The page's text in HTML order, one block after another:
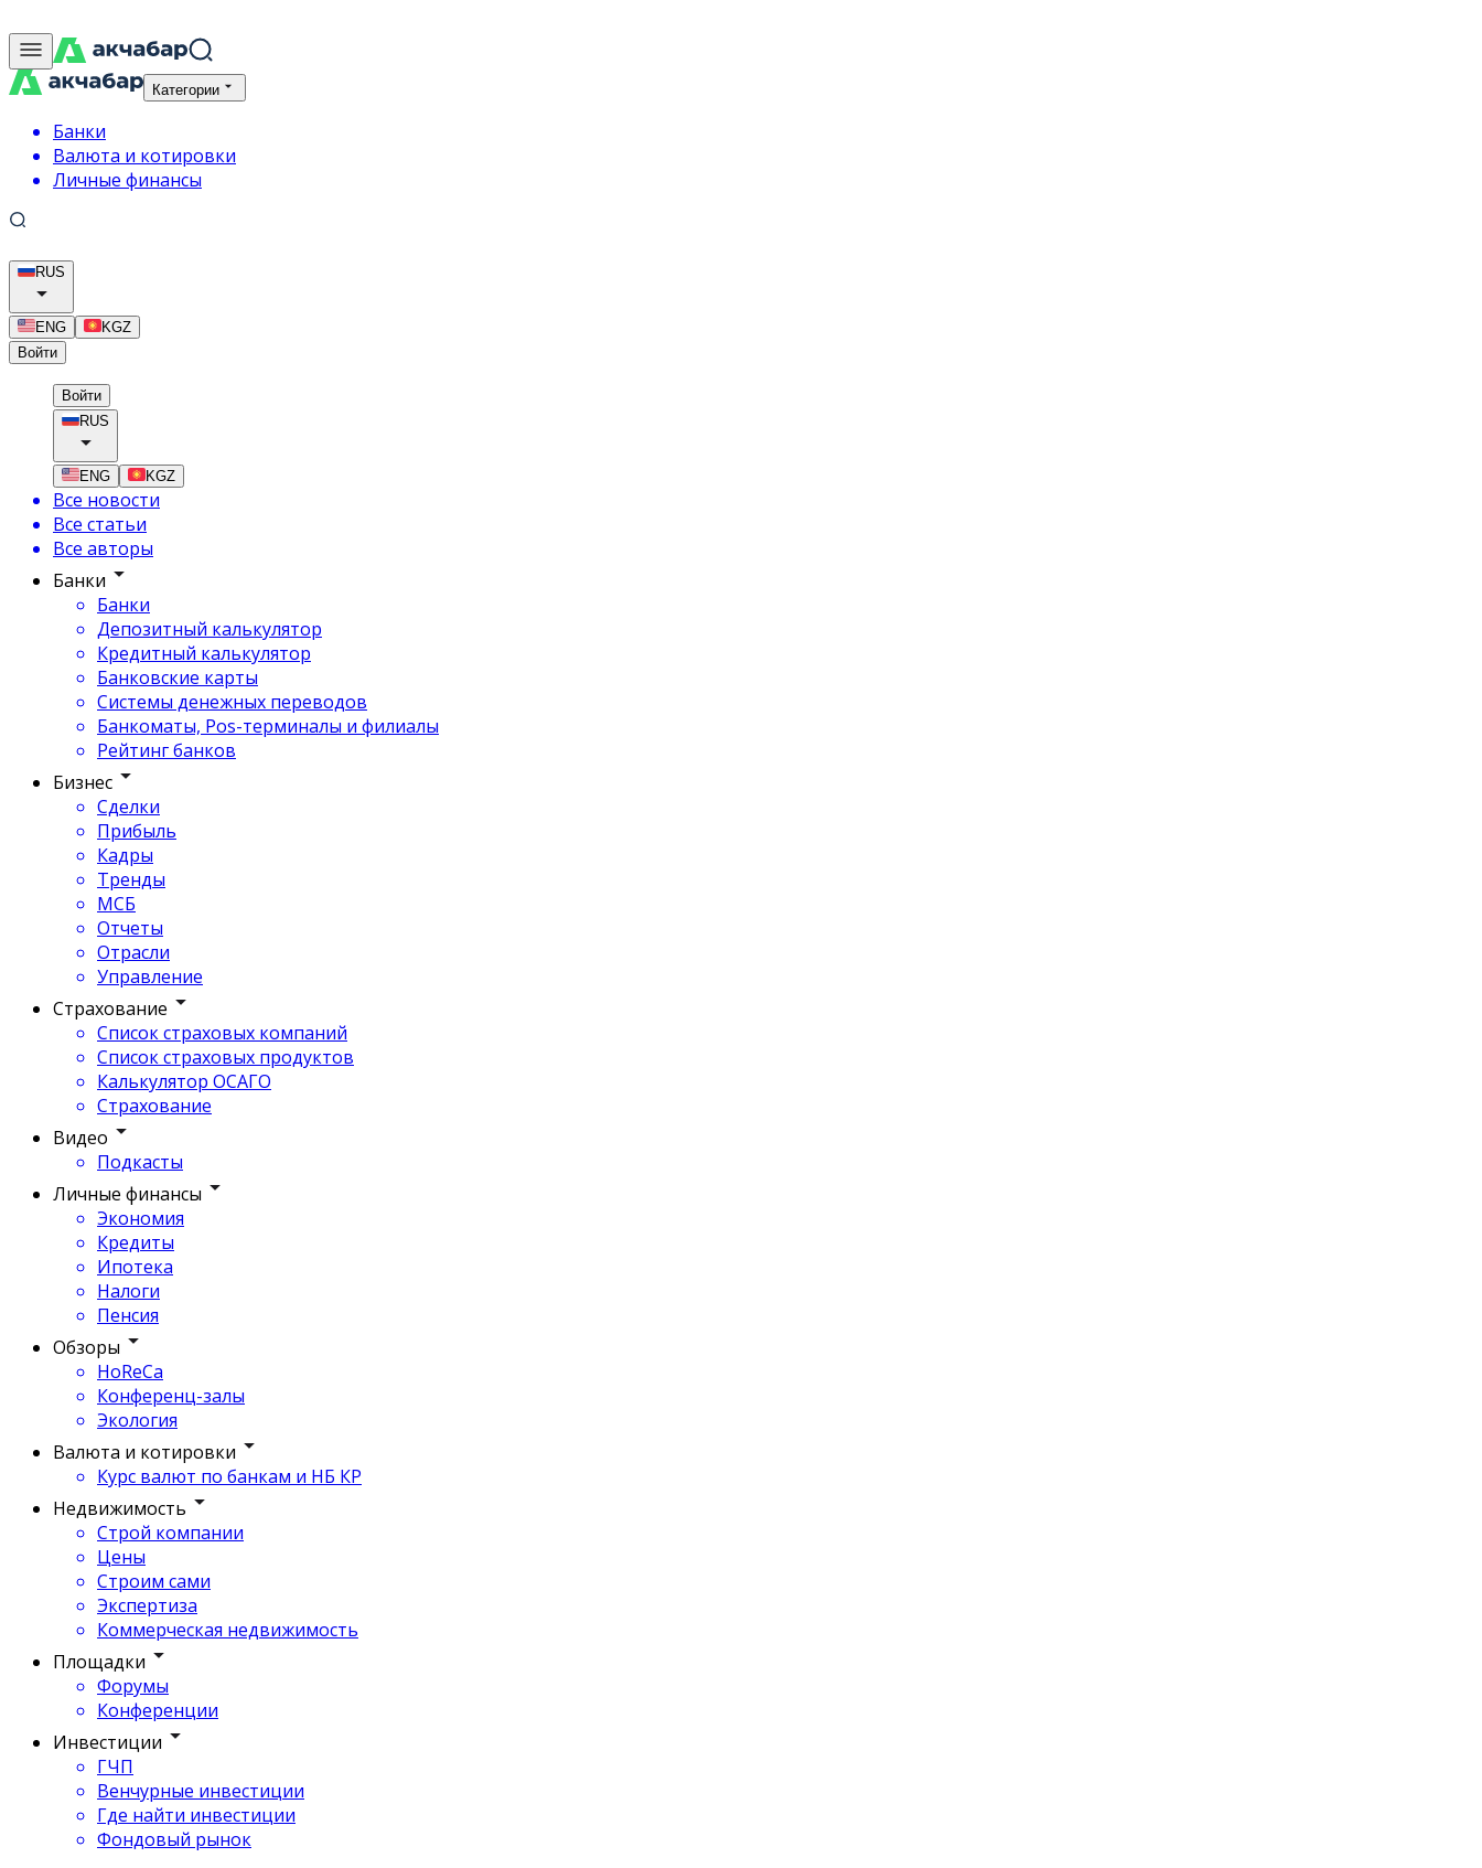
Категории
Банки
Валюта и котировки
Личные финансы
RUS
ENG
KGZ
Войти
Войти
RUS
ENG KGZ
Все новости
Все статьи
Все авторы
Банки
Банки
Депозитный калькулятор
Кредитный калькулятор
Банковские карты
Системы денежных переводов
Банкоматы, Pos-терминалы и филиалы
Рейтинг банков
Бизнес
Сделки
Прибыль
Кадры
Тренды
МСБ
Отчеты
Отрасли
Управление
Страхование
Список страховых компаний
Список страховых продуктов
Калькулятор ОСАГО
Страхование
Видео
Подкасты
Личные финансы
Экономия
Кредиты
Ипотека
Налоги
Пенсия
Обзоры
HoReCa
Конференц-залы
Экология
Валюта и котировки
Курс валют по банкам и НБ КР
Недвижимость
Строй компании
Цены
Строим сами
Экспертиза
Коммерческая недвижимость
Площадки
Форумы
Конференции
Инвестиции
ГЧП
Венчурные инвестиции
Где найти инвестиции
Фондовый рынок